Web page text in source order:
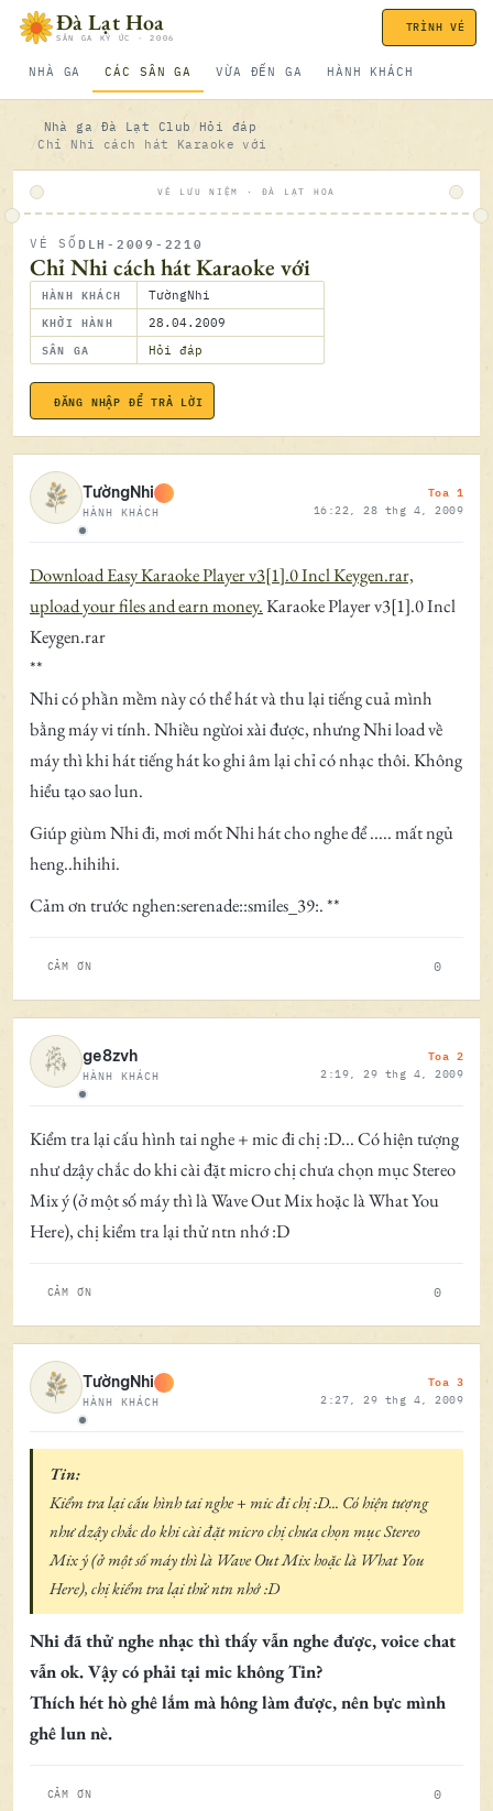
Bỏ qua nội dungĐà Lạt Hoa
SÂN GA KÝ ỨC · 2006
NHÀ GA CÁC SÂN GA VỪA ĐẾN GA HÀNH KHÁCH
TRÌNH VÉ
Nhà ga Đà Lạt Club
Hỏi đáp
Chỉ Nhi cách hát Karaoke với
VÉ LƯU NIỆM · ĐÀ LẠT HOA
VÉ SỐ DLH-2009-2210
Chỉ Nhi cách hát Karaoke với
HÀNH KHÁCH TườngNhi
KHỞI HÀNH 28.04.2009
SÂN GA Hỏi đáp
ĐĂNG NHẬP ĐỂ TRẢ LỜI
Ngoại tuyến
TườngNhi
HÀNH KHÁCH
Toa 1
16:22, 28 thg 4, 2009
Download Easy Karaoke Player v3[1].0 Incl Keygen.rar,
upload your files and earn money.Karaoke Player v3[1].0 Incl
Keygen.rar
**
Nhi có phần mềm này có thể hát và thu lại tiếng cuả mình
bằng máy vi tính. Nhiều ngừoi xài được, nhưng Nhi load về
máy thì khi hát tiếng hát ko ghi âm lại chỉ có nhạc thôi. Không
hiểu tạo sao lun.
Giúp giùm Nhi đi, mơi mốt Nhi hát cho nghe để ..... mất ngủ
heng..hihihi.
Cảm ơn trước nghen:serenade::smiles_39:. **
CẢM ƠN 0
Ngoại tuyến
ge8zvh
HÀNH KHÁCH
Toa 2
2:19, 29 thg 4, 2009
Kiểm tra lại cấu hình tai nghe + mic đi chị :D... Có hiện tượng
như dzậy chắc do khi cài đặt micro chị chưa chọn mục Stereo
Mix ý (ở một số máy thì là Wave Out Mix hoặc là What You
Here), chị kiểm tra lại thử ntn nhớ :D
CẢM ƠN 0
Ngoại tuyến
TườngNhi
HÀNH KHÁCH
Toa 3
2:27, 29 thg 4, 2009
Tin:
Kiểm tra lại cấu hình tai nghe + mic đi chị :D... Có hiện tượng
như dzậy chắc do khi cài đặt micro chị chưa chọn mục Stereo
Mix ý (ở một số máy thì là Wave Out Mix hoặc là What You
Here), chị kiểm tra lại thử ntn nhớ :D
Nhi đã thử nghe nhạc thì thấy vẫn nghe được, voice chat
vẫn ok. Vậy có phải tại mic không Tin?
Thích hét hò ghê lắm mà hông làm được, nên bực mình
ghê lun nè.
CẢM ƠN 0